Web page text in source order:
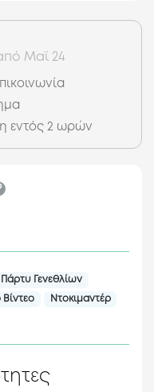
Μαϊ 24
εντός 2 ωρών
Πάρτυ Γενεθλίων
Ντοκιμαντέρ